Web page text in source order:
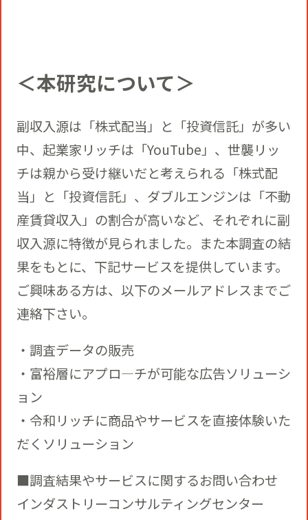
＜本研究について＞
副収入源は「株式配当」と「投資信託」が多い
中、起業家リッチは「YouTube」、世襲リッ
チは親から受け継いだと考えられる「株式配
当」と「投資信託」、ダブルエンジンは「不動
産賃貸収入」の割合が高いなど、それぞれに副
収入源に特徴が見られました。また本調査の結
果をもとに、下記サービスを提供しています。
ご興味ある方は、以下のメールアドレスまでご
連絡下さい。
・調査データの販売
・富裕層にアプロ―チが可能な広告ソリューシ
ョン
・令和リッチに商品やサービスを直接体験いた
だくソリューション
■調査結果やサービスに関するお問い合わせ
インダストリーコンサルティングセンター